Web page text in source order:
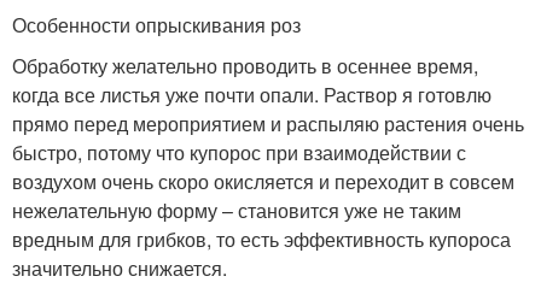
Особенности опрыскивания роз
Обработку желательно проводить в осеннее время,
когда все листья уже почти опали. Раствор я готовлю
прямо перед мероприятием и распыляю растения очень
быстро, потому что купорос при взаимодействии с
воздухом очень скоро окисляется и переходит в совсем
нежелательную форму – становится уже не таким
вредным для грибков, то есть эффективность купороса
значительно снижается.